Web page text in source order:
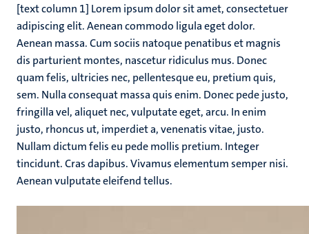
[text column 1] Lorem ipsum dolor sit amet, consectetuer
adipiscing elit. Aenean commodo ligula eget dolor.
Aenean massa. Cum sociis natoque penatibus et magnis
dis parturient montes, nascetur ridiculus mus. Donec
quam felis, ultricies nec, pellentesque eu, pretium quis,
sem. Nulla consequat massa quis enim. Donec pede justo,
fringilla vel, aliquet nec, vulputate eget, arcu. In enim
justo, rhoncus ut, imperdiet a, venenatis vitae, justo.
Nullam dictum felis eu pede mollis pretium. Integer
tincidunt. Cras dapibus. Vivamus elementum semper nisi.
Aenean vulputate eleifend tellus.